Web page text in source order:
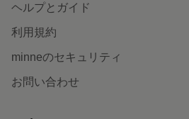
ヘルプとガイド
利用規約
minneのセキュリティ
お問い合わせ